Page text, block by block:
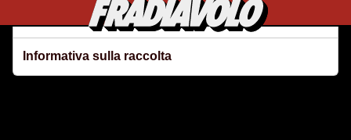
Le tue preferenze relative alla privacy
Informativa sulla raccolta